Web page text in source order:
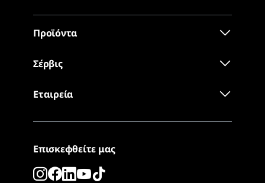
Προϊόντα
Σέρβις
Εταιρεία
Επισκεφθείτε μας